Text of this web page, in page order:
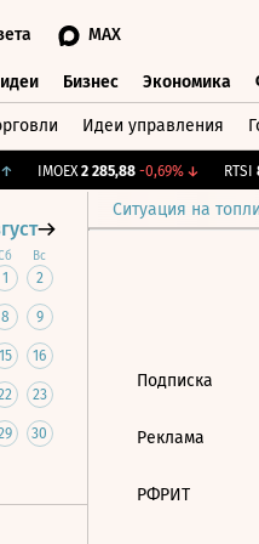
MAX
Бизнес Экономика
Идеи управления
IMOEX 2 285,88 -0,69%↓ RTSI
Ситуация на
Вс
1 2
8 9
15 16
23
30
Подписка
Реклама
РФРИТ